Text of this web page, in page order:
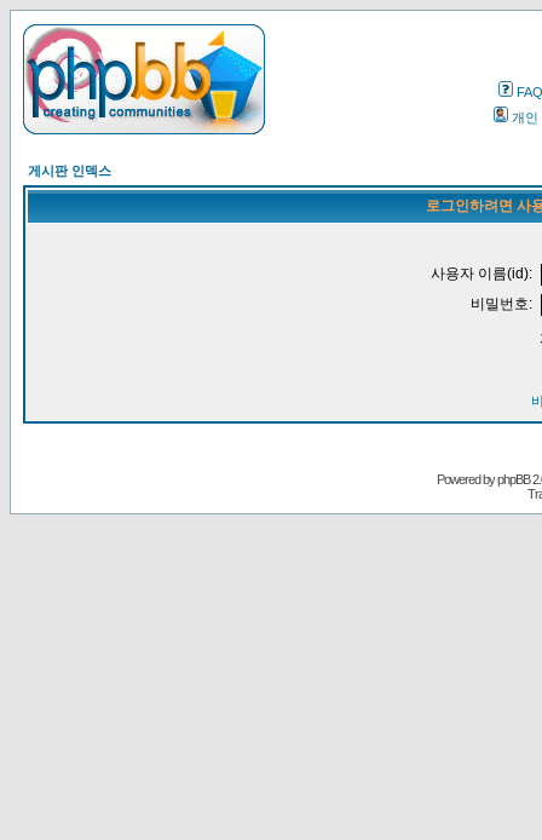
FAQ
개인
게시판 인덱스
로그인하려면 사
사용자 이름(id):
비밀번호:
Powered byphpBB